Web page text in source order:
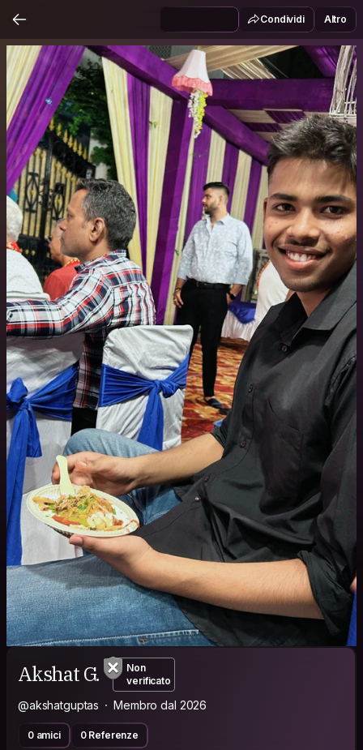
Condividi Altro
Akshat G.
Non
verificato
@akshatguptas Membro dal 2026
0 amici 0 Referenze